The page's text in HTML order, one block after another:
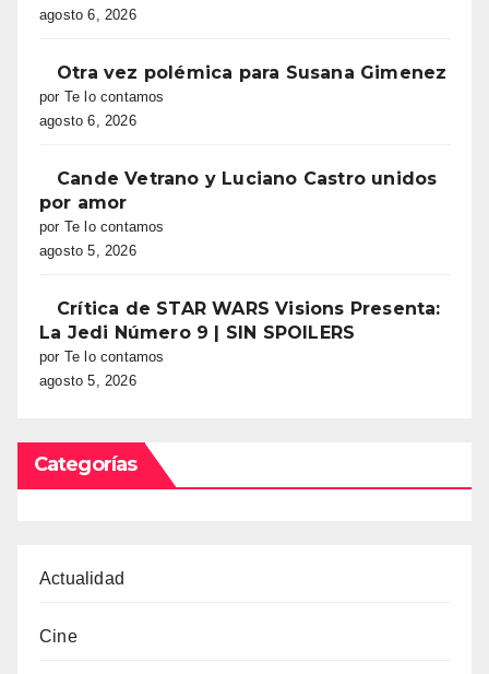
agosto 6, 2026
Otra vez polémica para Susana Gimenez
por Te lo contamos
agosto 6, 2026
Cande Vetrano y Luciano Castro unidos
por amor
por Te lo contamos
agosto 5, 2026
Crítica de STAR WARS Visions Presenta:
La Jedi Número 9 | SIN SPOILERS
por Te lo contamos
agosto 5, 2026
Categorías
Actualidad
Cine